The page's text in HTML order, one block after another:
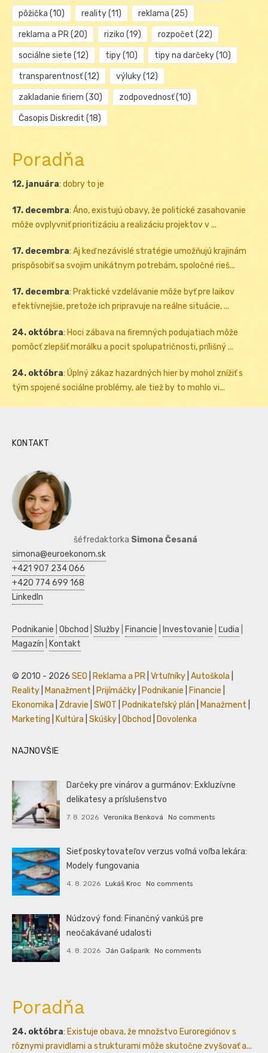
pôžička (10) reality(11) reklama (25)
reklama a PR(20) riziko (19) rozpočet (22)
sociálne siete (12) tipy(10) tipy na darčeky(10)
transparentnosť(12) výluky(12)
zakladanie firiem (30) zodpovednosť(10)
Časopis Diskredit (18)
Poradňa
12. januára: dobry to je
17. decembra: Áno, existujú obavy, že politické zasahovanie
môže ovplyvniť prioritizáciu a realizáciu projektov v ...
17. decembra: Aj keď nezávislé stratégie umožňujú krajinám
prispôsobiť sa svojim unikátnym potrebám, spoločné rieš...
17. decembra: Praktické vzdelávanie môže byť pre laikov
efektívnejšie, pretože ich pripravuje na reálne situácie, ...
24. októbra: Hoci zábava na firemných podujatiach môže
pomôcť zlepšiť morálku a pocit spolupatričnosti, prílišný ...
24. októbra: Úplný zákaz hazardných hier by mohol znížiť s
tým spojené sociálne problémy, ale tiež by to mohlo vi...
KONTAKT
šéfredaktorka Simona Česaná
simona@euroekonom.sk
+421 907 234 066
+420 774 699 168
LinkedIn
Podnikanie Obchod Služby Financie Investovanie Ľudia
Magazín
Kontakt
© 2010 - 2026 SEO Reklama a PR Vrtuľníky Autoškola
Reality
Manažment Prijímáčky Podnikanie Financie
Ekonomika
Zdravie SWOT Podnikateľský plán Manažment
Marketing
Kultúra Skúšky Obchod Dovolenka
NAJNOVŠIE
Darčeky pre vinárov a gurmánov: Exkluzívne
delikatesy a príslušenstvo
7. 8. 2026 Veronika Benková No comments
Sieť poskytovateľov verzus voľná voľba lekára:
Modely fungovania
4. 8. 2026 Lukáš Kroc No comments
Núdzový fond: Finančný vankúš pre
neočakávané udalosti
4. 8. 2026 Ján Gašparík No comments
Poradňa
24. októbra: Existuje obava, že množstvo Euroregiónov s
rôznymi pravidlami a strukturami môže skutočne zvyšovať a...